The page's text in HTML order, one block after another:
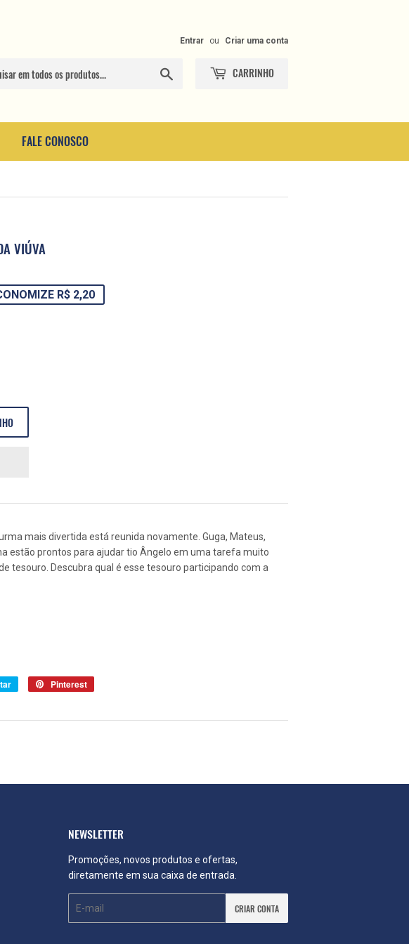
Entrar ou Criar uma conta
Procurar CARRINHO
FALE CONOSCO
VIÚVA
R$ 2,20
mais divertida está reunida novamente. Guga, Mateus,
estão prontos para ajudar tio Ângelo em uma tarefa muito
tesouro. Descubra qual é esse tesouro participando com a
Tuitar Pinterest
NEWSLETTER
Promoções, novos produtos e ofertas,
diretamente em sua caixa de entrada.
E-
CRIAR CONTA